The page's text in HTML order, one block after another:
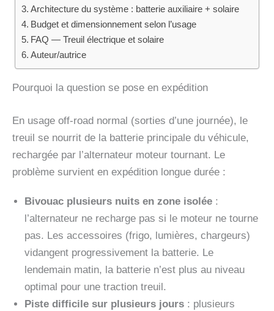
Architecture du système : batterie auxiliaire + solaire
Budget et dimensionnement selon l’usage
FAQ — Treuil électrique et solaire
Auteur/autrice
Pourquoi la question se pose en expédition
En usage off-road normal (sorties d’une journée), le
treuil se nourrit de la batterie principale du véhicule,
rechargée par l’alternateur moteur tournant. Le
problème survient en expédition longue durée :
Bivouac plusieurs nuits en zone isolée :
l’alternateur ne recharge pas si le moteur ne tourne
pas. Les accessoires (frigo, lumières, chargeurs)
vidangent progressivement la batterie. Le
lendemain matin, la batterie n’est plus au niveau
optimal pour une traction treuil.
Piste difficile sur plusieurs jours : plusieurs